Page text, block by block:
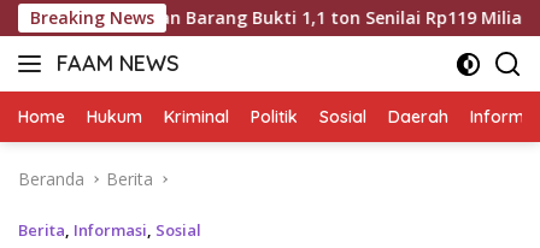
Langsung
ke
konten
Breaking News
dan Barang Bukti 1,1 ton Senilai Rp119 Miliar
FAAM NEWS
Mengungkap
Mengawal
Home Hukum Kriminal Politik Sosial Daerah
Beranda Berita
Berita, Informasi, Sosial